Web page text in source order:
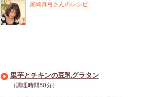
尾崎真弓さんのレシピ
里芋とチキンの豆乳グラタン
（調理時間50分）